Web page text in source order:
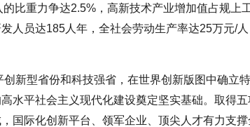
比重力争达2.5%，高新技术产业增加值占规上
人员达185人年，全社会劳动生产率达25万元/
新型省份和科技强省，在世界创新版图中确立
水平社会主义现代化建设奠定坚实基础。取得
国际化创新平台、领军企业、顶尖人才有力支撑